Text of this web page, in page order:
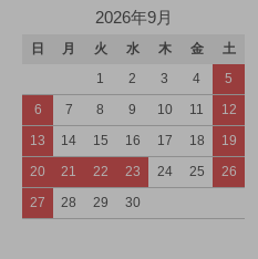
2026年9月
日 月 火 水 木 金
土
1
2 3 4
5
6
7 8 9 10 11
12
13
14 15 16 17 18
19
20
21 22 23 24 25
26
27
28 29 30